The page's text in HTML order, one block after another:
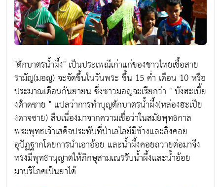
"ตักบาตรน้ำผึ้ง" เป็นประเพณีเก่าแก่ของชาวไทยเชื้อสาย
รามัญ(มอญ) จะจัดขึ้นในวันพระ ขึ้น 15 ค่ำ เดือน 10 หรือ
ประมาณเดือนกันยายน ซึ่งชาวมอญจะเรียกว่า " บังฮะเบี้ย
งต๊าดซาย " แปลว่าการทำบุญตักบาตรน้ำผึ้ง(หล่องฮะเปีย
งดาจซาย) สืบเนื่องมาจากความเชื่อว่าในสมัยพุทธกาล
พระพุทธเจ้าเสด็จประทับที่ป่าเลไลย์มีช้างและลิงคอย
อุปัฏฐากโดยการนำเอาอ้อย และน้ำผึ้งคอยถวายต่อมาจึง
ทรงมีพุทธานุญาตให้ภิกษุสามเณรรับน้ำผึ้งและน้ำอ้อย
มาบริโภคเป็นยาได้